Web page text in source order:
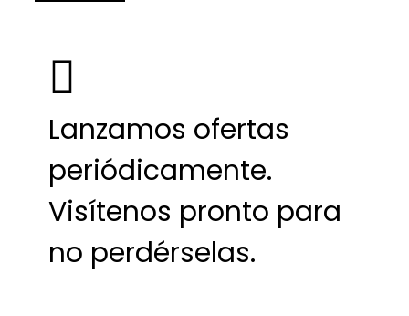
Lanzamos ofertas
periódicamente.
Visítenos pronto para
no perdérselas.